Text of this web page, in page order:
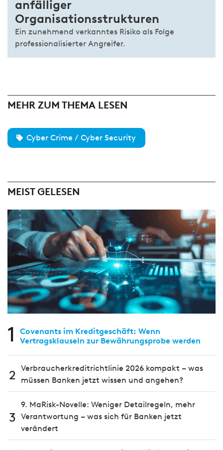
anfälliger
Organisationsstrukturen
Ein zunehmend verkanntes Risiko als Folge
professionalisierter Angreifer.
MEHR ZUM THEMA LESEN
Cyber Crime / Cyber Security
MEIST GELESEN
1
Covenants im Kreditgeschäft: Wenn
Vertragsklauseln zur Bewährungsprobe werden
2 Verbraucherkreditrichtlinie 2026 kompakt – was
müssen Banken jetzt wissen und angehen?
3
9. MaRisk-Novelle: Weniger Detailregeln, mehr
Verantwortung – was sich für Banken jetzt
verändert